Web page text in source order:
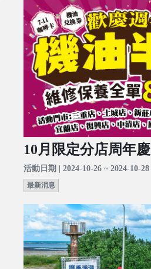
10月限定分店周年慶
活動日期 | 2024-10-26 ~ 2024-10-28
最新消息